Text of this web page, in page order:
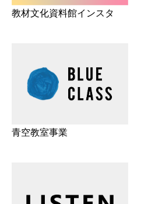
教材文化資料館インスタ
青空教室事業